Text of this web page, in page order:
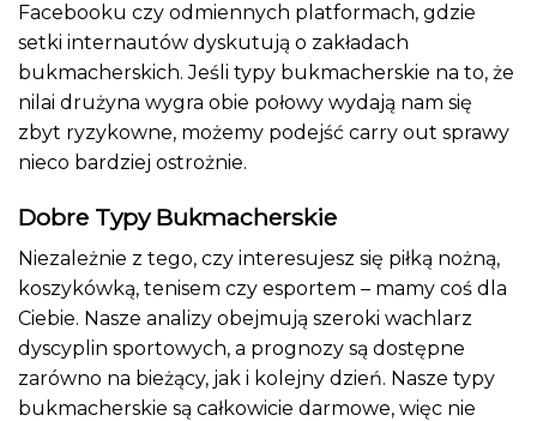
Facebooku czy odmiennych platformach, gdzie
setki internautów dyskutują o zakładach
bukmacherskich. Jeśli typy bukmacherskie na to, że
nilai drużyna wygra obie połowy wydają nam się
zbyt ryzykowne, możemy podejść carry out sprawy
nieco bardziej ostrożnie.
Dobre Typy Bukmacherskie
Niezależnie z tego, czy interesujesz się piłką nożną,
koszykówką, tenisem czy esportem – mamy coś dla
Ciebie. Nasze analizy obejmują szeroki wachlarz
dyscyplin sportowych, a prognozy są dostępne
zarówno na bieżący, jak i kolejny dzień. Nasze typy
bukmacherskie są całkowicie darmowe, więc nie